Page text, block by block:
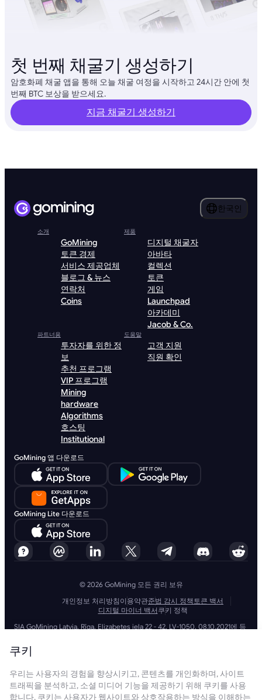
첫 번째 채굴기 생성하기
암호화폐 채굴 앱을 통해 오늘 채굴 여정을 시작하고 24시간 안에 첫
번째 BTC 보상을 받으세요.
지금 채굴기 생성하기
한국인
소개
GoMining
토큰 경제
서비스 제공업체
블로그 & 뉴스
연락처
Coins
제품
디지털 채굴자
아바타
컬렉션
토큰
게임
Launchpad
아카데미
Jacob & Co.
파트너용
투자자를 위한 정
보
추천 프로그램
VIP 프로그램
Mining
hardware
Algorithms
호스팅
Institutional
도움말
고객 지원
직원 확인
GoMining 앱 다운로드
GoMining Lite 다운로드
© 2026 GoMining 모든 권리 보유
개인정보 처리방침 이용약관준법 감시 정책토큰 백서
디지털 마이너 백서 쿠키 정책
SIA GoMining Latvia, Rīga, Elizabetes iela 22 - 42, LV-1050, 08.10.2021에 등
GoMining (BVI) Limited, Trinity Chambers, PO Box 4301, Road Town,
Tortola, British Virgin Islands, BVI company number: 2110978
Islands VG 1110
GoMining (British Virgin Islands) Limited, SIA GoMining Latvia 및 BMINE
BVI LIMITED는 모든 해당 법률 및 규정을 완전히 준수하며 자금 세탁, 테러 자
쿠키
우리는 사용자의 경험을 향상시키고, 콘텐츠를 개인화하며, 사이트
트래픽을 분석하고, 소셜 미디어 기능을 제공하기 위해 쿠키를 사용
합니다. 쿠키는 사용자가 웹사이트와 상호작용하는 방식을 이해하는